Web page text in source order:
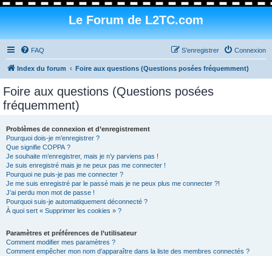
Le Forum de L2TC.com
FAQ Connexion
S’enregistrer
Index du forum Foire aux questions (Questions posées fréquemment)
Foire aux questions (Questions posées
fréquemment)
Problèmes de connexion et d’enregistrement
Pourquoi dois-je m’enregistrer ?
Que signifie COPPA ?
Je souhaite m’enregistrer, mais je n’y parviens pas !
Je suis enregistré mais je ne peux pas me connecter !
Pourquoi ne puis-je pas me connecter ?
Je me suis enregistré par le passé mais je ne peux plus me connecter ?!
J’ai perdu mon mot de passe !
Pourquoi suis-je automatiquement déconnecté ?
À quoi sert « Supprimer les cookies » ?
Paramètres et préférences de l’utilisateur
Comment modifier mes paramètres ?
Comment empêcher mon nom d’apparaître dans la liste des membres connectés ?